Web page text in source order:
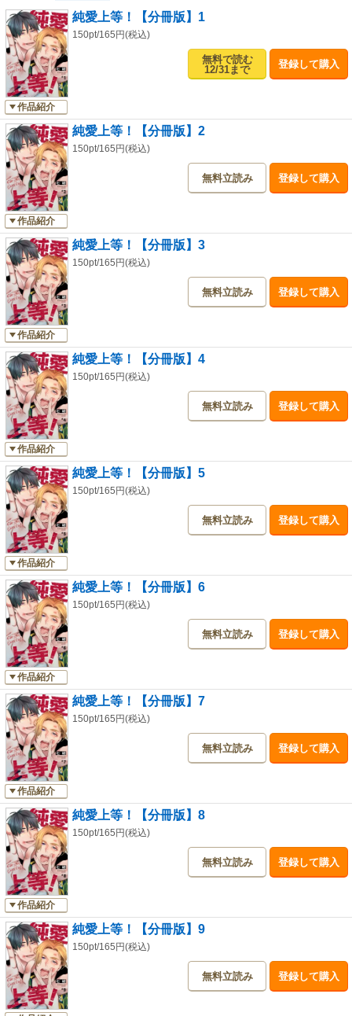
作品紹介
純愛上等！【分冊版】1
150pt/165円(税込)
無料で読む
12/31まで
登録して購入
作品紹介
純愛上等！【分冊版】2
150pt/165円(税込)
無料立読み 登録して購入
作品紹介
純愛上等！【分冊版】3
150pt/165円(税込)
無料立読み 登録して購入
作品紹介
純愛上等！【分冊版】4
150pt/165円(税込)
無料立読み 登録して購入
作品紹介
純愛上等！【分冊版】5
150pt/165円(税込)
無料立読み 登録して購入
作品紹介
純愛上等！【分冊版】6
150pt/165円(税込)
無料立読み 登録して購入
作品紹介
純愛上等！【分冊版】7
150pt/165円(税込)
無料立読み 登録して購入
作品紹介
純愛上等！【分冊版】8
150pt/165円(税込)
無料立読み 登録して購入
純愛上等！【分冊版】9
150pt/165円(税込)
無料立読み 登録して購入